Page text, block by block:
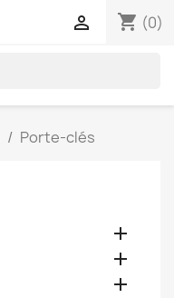
shopping_cart (0)

Porte-clés


